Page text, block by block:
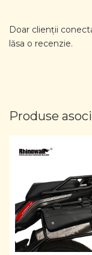
Doar clienții
lăsa o recenzie.
Produse